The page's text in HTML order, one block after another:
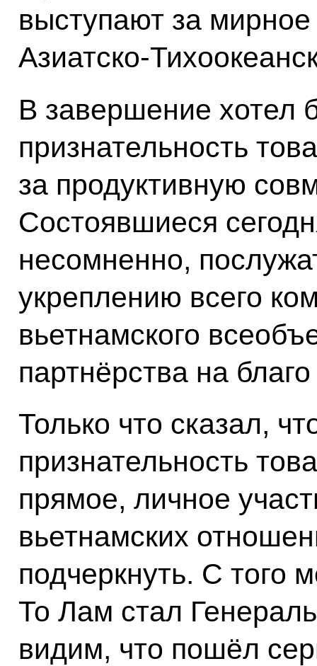
выступают за
Азиатско-
В завершение хотел
признательность
за продуктивную
Состоявшиеся
несомненно,
укреплению всего
вьетнамского
партнёрства на
Только что сказал,
признательность
прямое, личное
вьетнамских
подчеркнуть. С того
То Лам стал
видим, что пошёл